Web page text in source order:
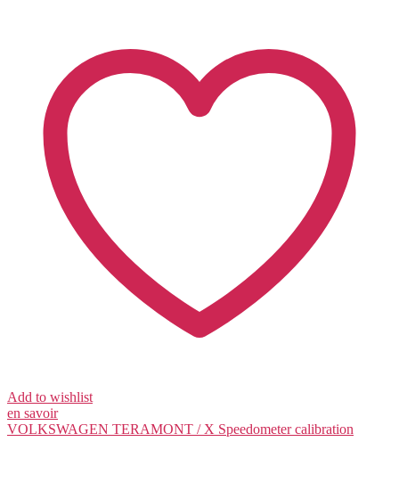
Add to wishlist
en savoir
VOLKSWAGEN TERAMONT / X Speedometer calibration